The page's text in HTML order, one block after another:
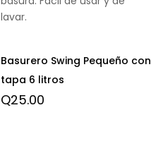
lavar.
Basurero Swing Pequeño con
tapa 6 litros
Q25.00